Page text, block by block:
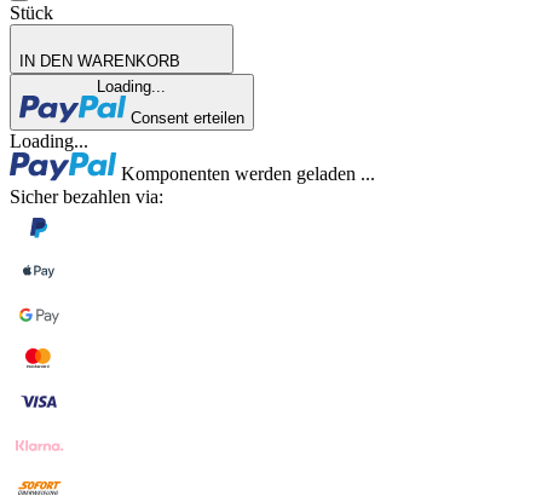
Stück
IN DEN WARENKORB
Loading...
Consent erteilen
Loading...
Komponenten werden geladen ...
Sicher bezahlen via: